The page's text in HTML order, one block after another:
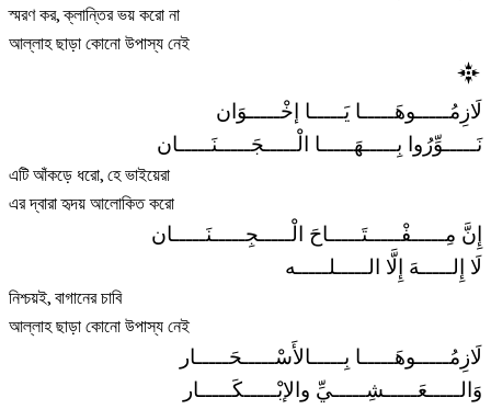
স্মরণ কর, ক্লান্তির ভয় করো না
আল্লাহ ছাড়া কোনো উপাস্য নেই
لَازِمُـــــوهَـــــا يَـــــا إخْـــــوَان
نَـــــوِّرُوا بِـــــهَـــــا الْـــــجَـــــنَـــــان
এটি আঁকড়ে ধরো, হে ভাইয়েরা
এর দ্বারা হৃদয় আলোকিত করো
إِنَّ مِـــــفْـــــتَـــــاحَ الْـــــجِـــــنَـــــان
لَا إِلـــــهَ إِلَّا الـــــلـــــه
নিশ্চয়ই, বাগানের চাবি
আল্লাহ ছাড়া কোনো উপাস্য নেই
لَازِمُـــــوهَـــــا بِـــــالأَسْـــــحَـــــار
وَالـــــعَـــــشِـــــيِّ والإبْـــــكَـــــار